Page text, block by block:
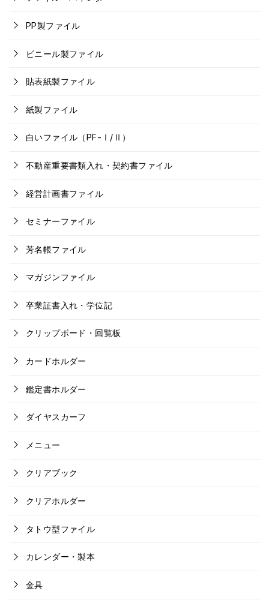
PP製ファイル
ビニール製ファイル
貼表紙製ファイル
紙製ファイル
白いファイル（PF-Ⅰ/Ⅱ）
不動産重要書類入れ・契約書ファイル
経営計画書ファイル
セミナーファイル
芳名帳ファイル
マガジンファイル
卒業証書入れ・学位記
クリップボード・回覧板
カードホルダー
鑑定書ホルダー
ダイヤスカーフ
メニュー
クリアブック
クリアホルダー
タトウ型ファイル
カレンダー・製本
金具